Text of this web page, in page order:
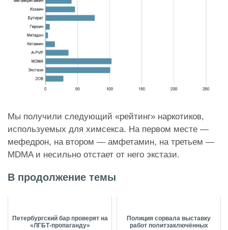
Мы получили следующий «рейтинг» наркотиков,
используемых для химсекса. На первом месте —
мефедрон, на втором — амфетамин, на третьем —
MDMA и несильно отстает от него экстази.
В продолжение темы
Петербургский бар проверят на
«ЛГБТ-пропаганду»
Полиция сорвала выставку
работ политзаключённых